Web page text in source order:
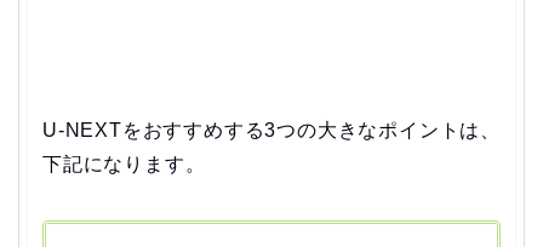
U-NEXTをおすすめする3つの大きなポイントは、
下記になります。